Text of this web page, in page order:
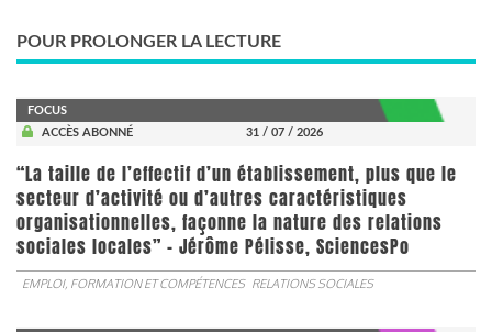
POUR PROLONGER LA LECTURE
FOCUS
ACCÈS ABONNÉ
31 / 07 / 2026
“La taille de l’effectif d’un établissement, plus que le
secteur d’activité ou d’autres caractéristiques
organisationnelles, façonne la nature des relations
sociales locales” - Jérôme Pélisse, SciencesPo
EMPLOI, FORMATION ET COMPÉTENCES RELATIONS SOCIALES